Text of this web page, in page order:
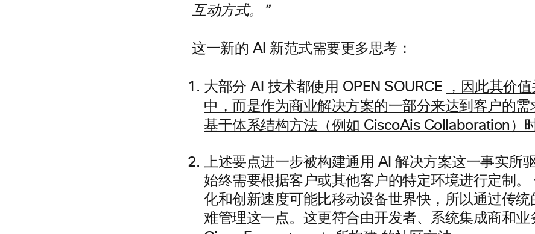
互动方式。”
这一新的 AI 新范式需要更多思考：
大部分 AI 技术都使用 OPEN SOURCE
，因此其价
中，而是作为商业解决方案的一部分来达到客户的需
基于体系结构方法（例如 CiscoAis Collaboration）时
上述要点进一步被构建通用 AI 解决方案这一事实所
始终需要根据客户或其他客户的特定环境进行定制。
化和创新速度可能比移动设备世界快，所以通过传统
难管理这一点。这更符合由开发者、系统集成商和业